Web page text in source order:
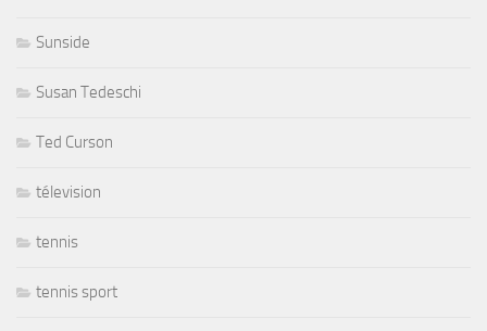
Sunside
Susan Tedeschi
Ted Curson
télevision
tennis
tennis sport